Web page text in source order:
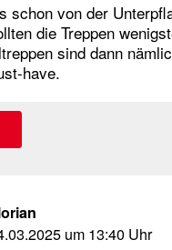
schon von der
die Treppen
sind dann
have.
um 13:40 Uhr